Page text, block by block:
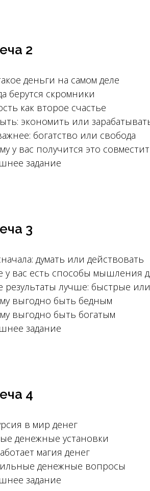
2
деньги на самом деле
берутся скромники
как второе счастье
экономить или
богатство или свобода
у вас получится это
задание
3
думать или действовать
у вас есть способы мышления
результаты лучше: быстрые
выгодно быть бедным
выгодно быть богатым
задание
4
в мир денег
денежные установки
магия денег
денежные вопросы
задание